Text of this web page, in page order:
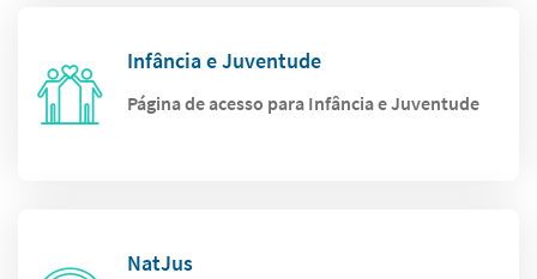
Infância e Juventude
Página de acesso para Infância e Juventude
NatJus